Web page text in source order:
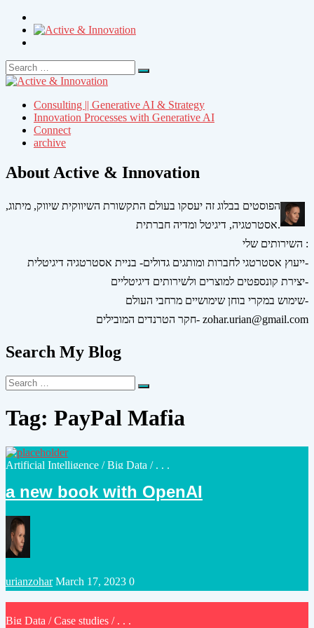
Search
for:
Search
Consulting || Generative AI & Strategy
Innovation Processes with Generative AI
Connect
archive
About Active & Innovation
הפוסטים בבלוג זה יעסקו בעולם התקשורת השיווקית שיווק, מיתוג,
אסטרטגיה, דיגיטל ומדיה חברתית.
השירותים שלי :
ייעוץ אסטרטגי לחברות ומותגים גדולים- בניית אסטרטגיה דיגיטלית-
יצירת קונספטים למוצרים ולשירותים דיגיטליים-
שימוש במקרי בוחן שימושיים מרחבי העולם-
חקר הטרנדים המובילים- zohar.urian@gmail.com
Search My Blog
Search
for:
Search
Tag: PayPal Mafia
Posted
Artificial Intelligence /Big Data / . . .
a new book with OpenAI
Posted
by
urianzohar March 17, 2023 0
Posted
Big Data /Case studies / . . .